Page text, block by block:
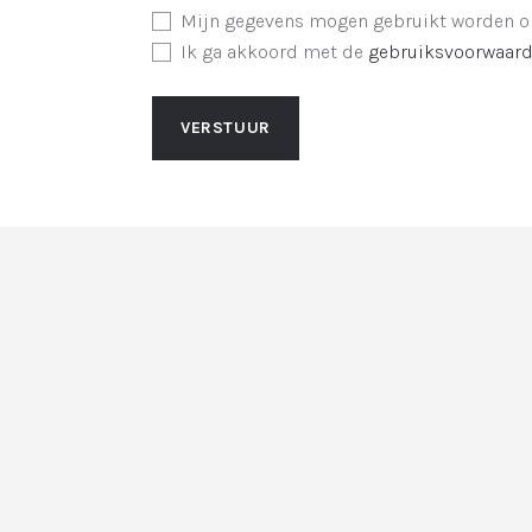
Mijn gegevens mogen gebruikt worden
Ik ga akkoord met de
VERSTUUR